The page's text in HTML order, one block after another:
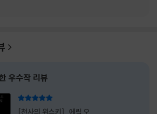
우수작 리뷰
[천사의 위스키]_에릭 오